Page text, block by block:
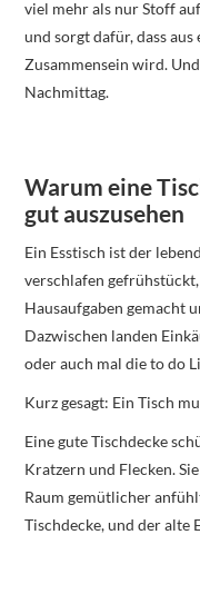
viel mehr als nur Stoff
und sorgt dafür, dass
Zusammensein wird.
Nachmittag.
Warum eine
gut auszusehen
Ein Esstisch ist der
verschlafen
Hausaufgaben gemacht
Dazwischen landen
oder auch mal die to do
Kurz gesagt: Ein Tisch
Eine gute Tischdecke
Kratzern und Flecken.
Raum gemütlicher
Tischdecke, und der